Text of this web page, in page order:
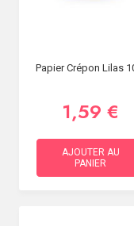
Papier Crépon Lilas
1,59 €
AJOUTER AU
PANIER